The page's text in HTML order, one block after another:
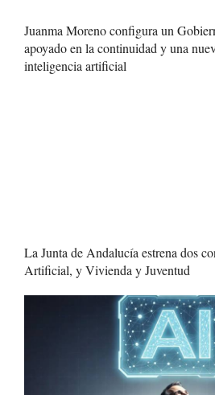
Juanma Moreno configura un
apoyado en la continuidad y una
inteligencia artificial
La Junta de Andalucía estrena dos
Artificial, y Vivienda y Juventud